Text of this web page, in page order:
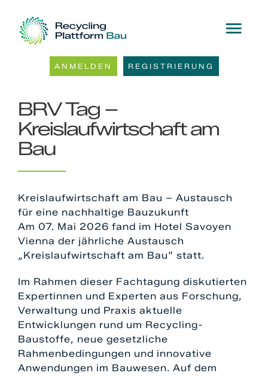
content
ANMELDEN REGISTRIERUNG
Mehrwert
Für wen & warum
Aktuelles
Kontakt
BRV Tag –
Kreislaufwirtschaft am
Bau
Kreislaufwirtschaft am Bau – Austausch
für eine nachhaltige Bauzukunft
Am 07. Mai 2026 fand im Hotel Savoyen
Vienna der jährliche Austausch
„Kreislaufwirtschaft am Bau“ statt.
Im Rahmen dieser Fachtagung diskutierten
Expertinnen und Experten aus Forschung,
Verwaltung und Praxis aktuelle
Entwicklungen rund um Recycling-
Baustoffe, neue gesetzliche
Rahmenbedingungen und innovative
Anwendungen im Bauwesen. Auf dem